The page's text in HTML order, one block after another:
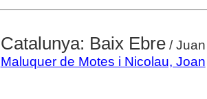
Catalunya: Baix Ebre/ Juan
Maluquer de Motes i Nicolau, Joan